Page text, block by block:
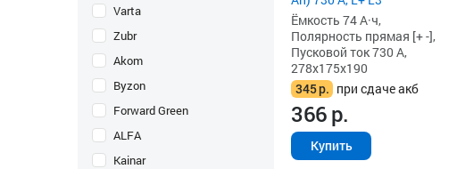
Varta
Zubr
Akom
Byzon
Forward Green
ALFA
Kainar
Ёмкость 74 А·ч,
Полярность прямая [+ -],
Пусковой ток 730 А,
278x175x190
345р. при сдаче акб
366р.
Купить